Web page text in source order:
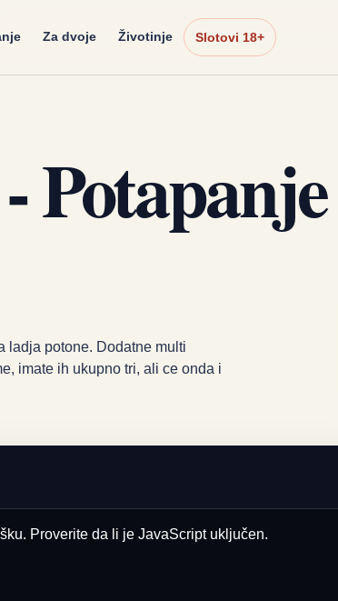
Za dvoje Životinje Slotovi 18+
Potapanje
ladja potone. Dodatne multi
imate ih ukupno tri, ali ce onda i
Proverite da li je JavaScript uključen.